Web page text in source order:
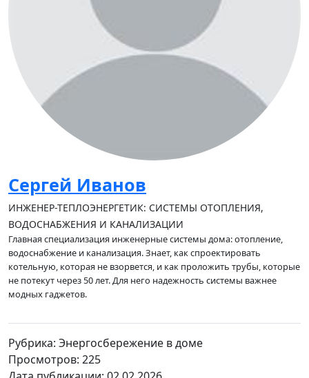
Сергей Иванов
ИНЖЕНЕР-ТЕПЛОЭНЕРГЕТИК: СИСТЕМЫ ОТОПЛЕНИЯ,
ВОДОСНАБЖЕНИЯ И КАНАЛИЗАЦИИ
Главная специализация инженерные системы дома: отопление,
водоснабжение и канализация. Знает, как спроектировать
котельную, которая не взорвется, и как проложить трубы, которые
не потекут через 50 лет. Для него надежность системы важнее
модных гаджетов.
Рубрика: Энергосбережение в доме
Просмотров: 225